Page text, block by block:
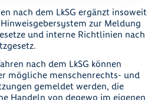
nach dem LkSG ergänzt insoweit
zur Meldung
und interne Richtlinien nach
nach dem LkSG können
mögliche menschenrechts- und
gemeldet werden, die
Handeln von degewo im eigenen